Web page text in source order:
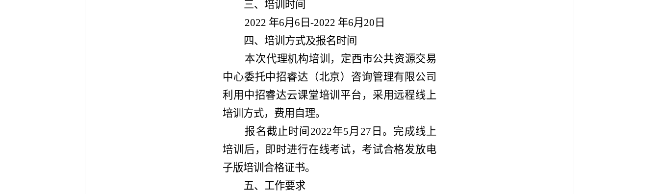
三、培训时间
2022 年6月 6 日-2022 年6月 20 日
四、培训方式及报名时间
本次代理机构培训，定西市公共资源交易
中心委托中招睿达（北京）咨询管理有限公司
利用中招睿达云课堂培训平台，采用远程线上
培训方式，费用自理。
报名截止时间 2022年5月 27 日。完成线上
培训后，即时进行在线考试，考试合格发放电
子版培训合格证书。
五、工作要求